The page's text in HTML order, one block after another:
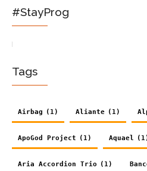
#StayProg
Tags
Airbag (1) Aliante (1)
ApoGod Project (1) Aquael
Aria Accordion Trio (1)